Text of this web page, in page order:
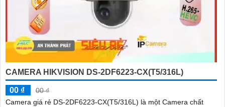
CAMERA HIKVISION DS-2DF6223-CX(T5/316L)
00 ₫
00 ₫
Camera giá rẻ DS-2DF6223-CX(T5/316L) là một Camera chất